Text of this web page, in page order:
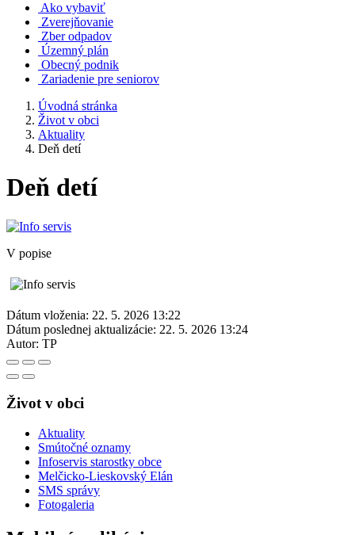
Ako vybaviť
Zverejňovanie
Zber odpadov
Územný plán
Obecný podnik
Zariadenie pre seniorov
Úvodná stránka
Život v obci
Aktuality
Deň detí
Deň detí
V popise
Dátum vloženia: 22. 5. 2026 13:22
Dátum poslednej aktualizácie: 22. 5. 2026 13:24
Autor: TP
Život v obci
Aktuality
Smútočné oznamy
Infoservis starostky obce
Melčicko-Lieskovský Elán
SMS správy
Fotogaleria